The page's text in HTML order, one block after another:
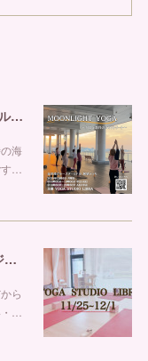
【10/6 MOONLIGHT YOGA】＠金沢港クルーズターミナル
海
…
11/25~12/1のご案内です 金沢ヨガスタジオ リブラ
ら
…